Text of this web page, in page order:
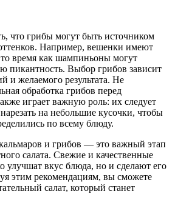
что грибы могут быть источником
Например, вешенки имеют
время как шампиньоны могут
пикантность. Выбор грибов зависит
и желаемого результата. Не
обработка грибов перед
играет важную роль: их следует
на небольшие кусочки, чтобы
по всему блюду.
и грибов — это важный этап
салата. Свежие и качественные
улучшат вкус блюда, но и сделают его
этим рекомендациям, вы сможете
салат, который станет